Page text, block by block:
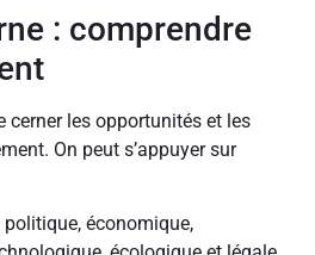
: comprendre
cerner les opportunités et les
On peut s’appuyer sur
politique, économique,